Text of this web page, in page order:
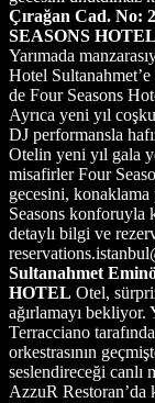
Çırağan Cad. No:
SEASONS
Yarımada
Hotel Sultanahmet’e
de Four Seasons
Ayrıca yeni yıl
DJ performansla
Otelin yeni yıl gala
misafirler Four
gecesini,
Seasons konforuyla
detaylı bilgi ve
Sultanahmet
HOTEL Otel,
ağırlamayı bekliyor.
Terracciano
orkestrasının
seslendireceği canlı
AzzuR Restoran’da